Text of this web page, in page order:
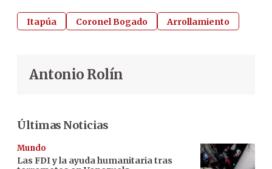
Itapúa Coronel Bogado Arrollamiento
Antonio Rolín
Últimas Noticias
Mundo
Las FDI y la ayuda humanitaria tras